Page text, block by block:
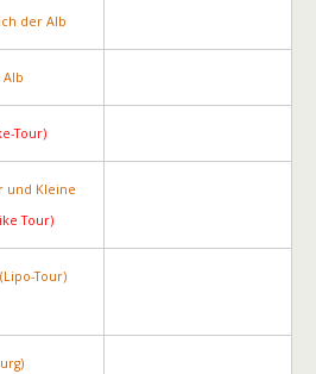
der Alb
Alb
Tour)
und Kleine
Tour)
Tour)